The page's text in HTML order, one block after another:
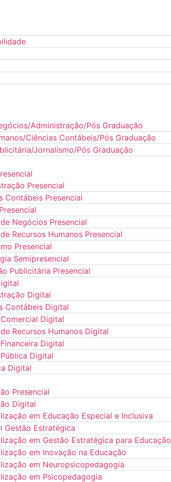
Administração/Pós Graduação
Ciências Contábeis/Pós Graduação
Jornalismo/Pós Graduação
Presencial
Contábeis Presencial
Negócios Presencial
Recursos Humanos Presencial
Presencial
Semipresencial
Publicitária Presencial
Digital
Contábeis Digital
Digital
Recursos Humanos Digital
Digital
Digital
Digital
Presencial
Digital
em Educação Especial e Inclusiva
Gestão Estratégica
em Gestão Estratégica para Educação
em Inovação na Educação
em Neuropsicopedagogia
em Psicopedagogia